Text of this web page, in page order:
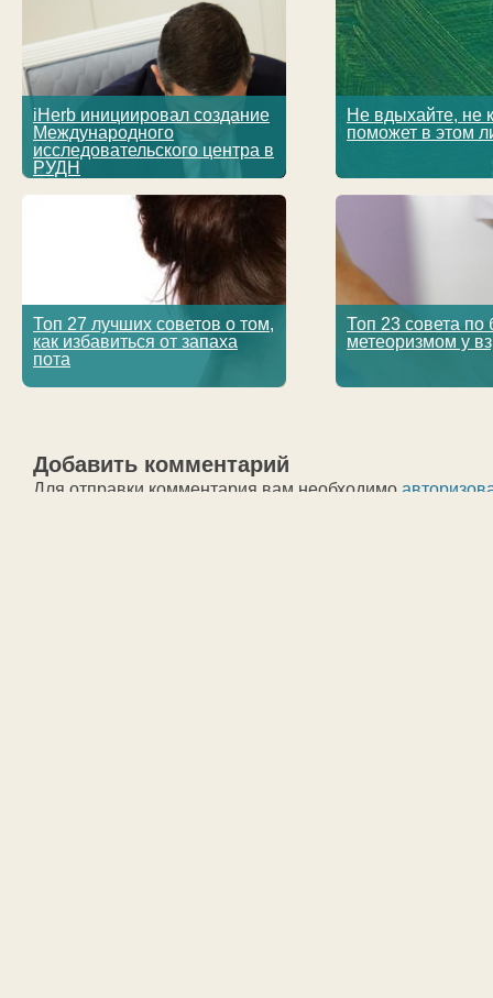
iHerb инициировал создание
Международного
исследовательского центра в
РУДН
Не вдыхайте, не
поможет в этом
Топ 27 лучших советов о том,
как избавиться от запаха
пота
Топ 23 совета по
метеоризмом у
Добавить комментарий
Для отправки комментария вам необходимо